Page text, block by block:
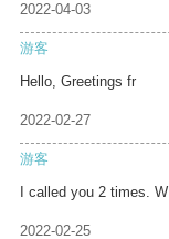
2022-04-03
游客
Hello, Greetings fr
2022-02-27
游客
I called you 2 times. W
2022-02-25